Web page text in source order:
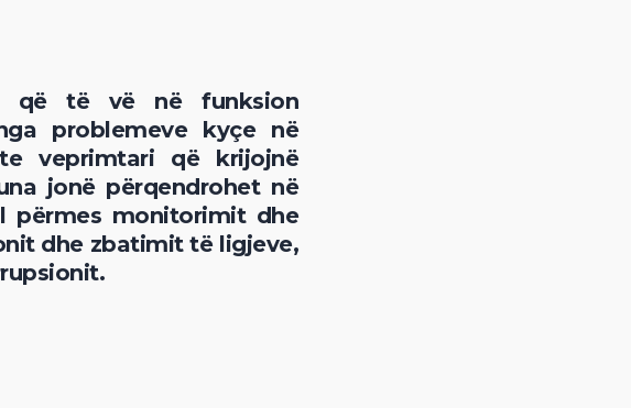
që të vë në funksion
problemeve kyçe në
veprimtari që krijojnë
jonë përqendrohet në
përmes monitorimit dhe
dhe zbatimit të ligjeve,